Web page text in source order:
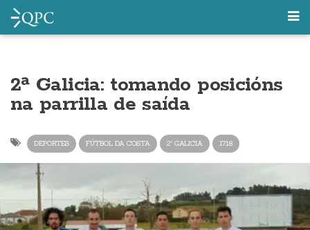
2ª Galicia: tomando posicións
na parrilla de saída
DEPORTES FÚTBOL DA COSTA 2ª GALICIA 1718